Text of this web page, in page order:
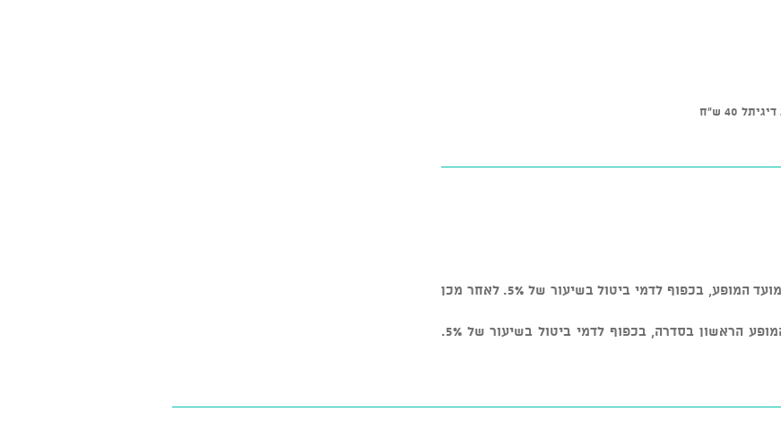
כרטיסים בודדים: ניתן לבטל עד שבוע לפני מועד המופע, בכפוף לדמי ביטול בשיעור של 5%. לאחר מכן
כרטיס לסדרה: ניתן לבטל עד יומיים לפני המופע הראשון בסדרה, בכפוף לדמי ביטול בשיעור של 5%.